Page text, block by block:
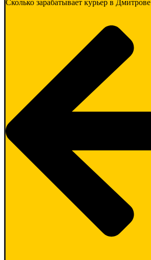
Сколько зарабатывает курьер в Дмитрове